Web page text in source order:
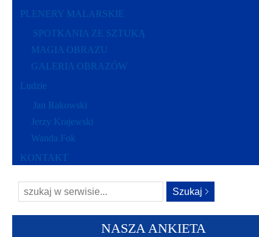
PLENERY MALARSKIE
SPOTKANIA ZE SZTUKĄ
MAGIA OBRAZU
GALERIA OBRAZÓW
Ludzie
Jan Rakowski
Jerzy Krajewski
Wanda Fok
KONTAKT
NASZA ANKIETA